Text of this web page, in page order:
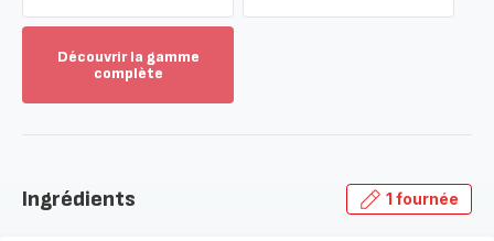
Découvrir la gamme
complète
gamme
Ingrédients 1 fournée